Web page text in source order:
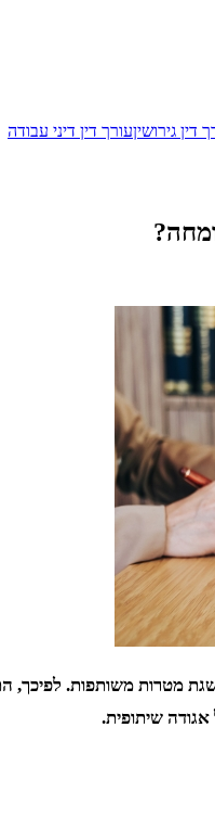
דין גירושיןעורך דין דיני עבודה
השגת מטרות משותפות.
אגודה שיתופית.